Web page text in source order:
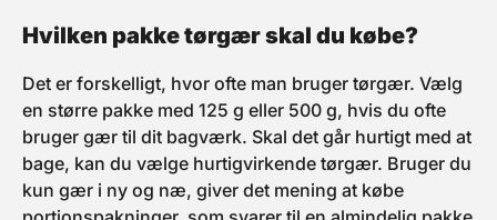
Hvilken pakke tørgær skal du købe?
Det er forskelligt, hvor ofte man bruger tørgær. Vælg
en større pakke med 125 g eller 500 g, hvis du ofte
bruger gær til dit bagværk. Skal det går hurtigt med at
bage, kan du vælge hurtigvirkende tørgær. Bruger du
kun gær i ny og næ, giver det mening at købe